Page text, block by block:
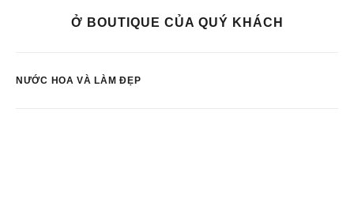
Ở BOUTIQUE CỦA QUÝ KHÁCH
NƯỚC HOA VÀ LÀM ĐẸP